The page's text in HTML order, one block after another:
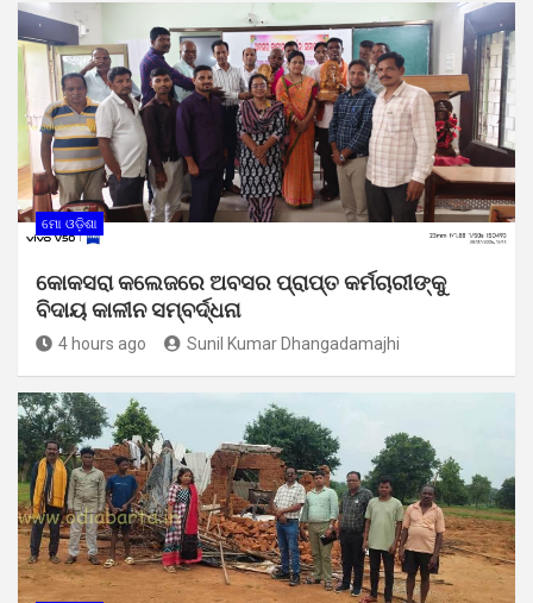
ମୋ ଓଡ଼ିଶା
କୋକସରା କଲେଜରେ ଅବସର ପ୍ରାପ୍ତ କର୍ମଚାରୀଙ୍କୁ
ବିଦାୟ କାଳୀନ ସମ୍ବର୍ଦ୍ଧନା
4 hours ago Sunil Kumar Dhangadamajhi